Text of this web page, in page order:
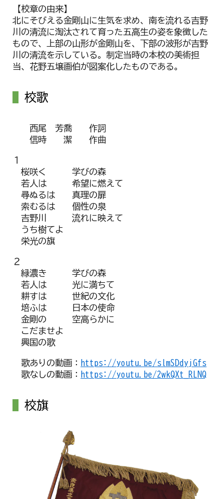
【校章の由来】
北にそびえる金剛山に生気を求め、南を流れる吉野
川の清流に淘汰されて育った五高生の姿を象徴した
もので、上部の山形が金剛山を、下部の波形が吉野
川の清流を示している。制定当時の本校の美術担
当、花野五壌画伯が図案化したものである。
校歌
西尾 芳喬 作詞
信時 潔 作曲
１
桜咲く 学びの森
若人は 希望に燃えて
尋ぬるは 真理の扉
索むるは 個性の泉
吉野川 流れに映えて
うち樹てよ
栄光の旗
２
緑濃き 学びの森
若人は 光に満ちて
耕すは 世紀の文化
培ふは 日本の使命
金剛の 空高らかに
こだませよ
興国の歌
歌ありの動画： https://youtu.be/slmSDdyjGfs
歌なしの動画： https://youtu.be/2wkQXt_RLNQ
校旗